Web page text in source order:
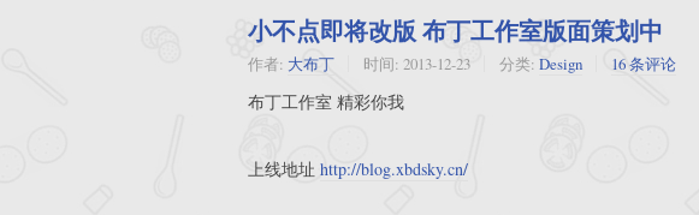
小不点即将改版 布丁工作室版面策划中
作者: 大布丁 时间: 2013-12-23 分类: Design 16 条评论
布丁工作室 精彩你我
上线地址 http://blog.xbdsky.cn/